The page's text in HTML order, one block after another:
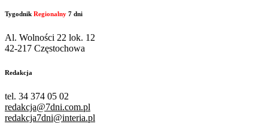
Tygodnik Regionalny 7 dni
Al. Wolności 22 lok. 12
42-217 Częstochowa
Redakcja
tel. 34 374 05 02
redakcja@7dni.com.pl
redakcja7dni@interia.pl